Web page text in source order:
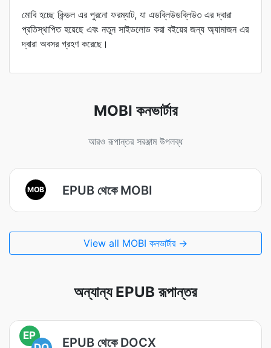
মোবি হচ্ছে কিন্ডল এর পুরনো ফরম্যাট, যা এডব্লিউডব্লিউ৩ এর দ্বারা
প্রতিস্থাপিত হয়েছে এবং নতুন সাইডলোড করা বইয়ের জন্য অ্যামাজন এর
দ্বারা অবসর গ্রহণ করেছে।
MOBI কনভার্টার
আরও রূপান্তর সরঞ্জাম উপলব্ধ
MOB EPUB থেকে MOBI
View all MOBI কনভার্টার →
অন্যান্য EPUB রূপান্তর
EP
EPUB থেকে DOCX